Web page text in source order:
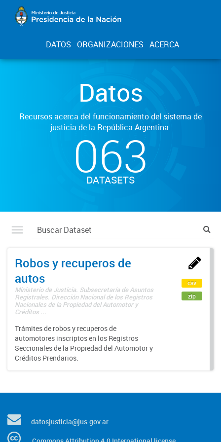
DATOS ORGANIZACIONES ACERCA
Datos
Recursos acerca del funcionamiento del sistema de
justicia de la República Argentina.
063
DATASETS
Robos y recuperos de
autos
Ministerio de Justicia. Subsecretaría de Asuntos
Registrales. Dirección Nacional de los Registros
Nacionales de la Propiedad del Automotor y
Créditos ...
Trámites de robos y recuperos de
automotores inscriptos en los Registros
Seccionales de la Propiedad del Automotor y
Créditos Prendarios.
csv
zip
datosjusticia@jus.gov.ar